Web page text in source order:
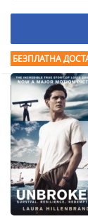
БЕЗПЛАТНА